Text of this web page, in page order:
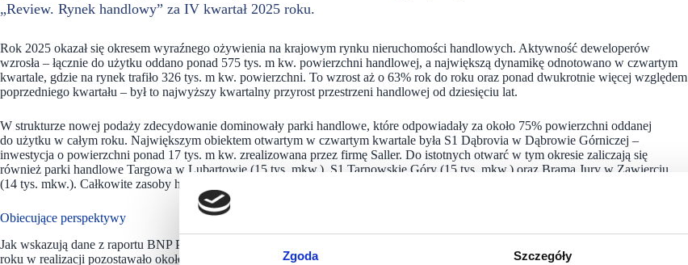
Zgoda Szczegóły
„Review. Rynek handlowy” za IV kwartał 2025 roku.
Rok 2025 okazał się okresem wyraźnego ożywienia na krajowym rynku nieruchomości handlowych. Aktywność deweloperów
wzrosła – łącznie do użytku oddano ponad 575 tys. m kw. powierzchni handlowej, a największą dynamikę odnotowano w czwartym
kwartale, gdzie na rynek trafiło 326 tys. m kw. powierzchni. To wzrost aż o 63% rok do roku oraz ponad dwukrotnie więcej względem
poprzedniego kwartału – był to najwyższy kwartalny przyrost przestrzeni handlowej od dziesięciu lat.
W strukturze nowej podaży zdecydowanie dominowały parki handlowe, które odpowiadały za około 75% powierzchni oddanej
do użytku w całym roku. Największym obiektem otwartym w czwartym kwartale była S1 Dąbrovia w Dąbrowie Górniczej –
inwestycja o powierzchni ponad 17 tys. m kw. zrealizowana przez firmę Saller. Do istotnych otwarć w tym okresie zaliczają się
również parki handlowe Targowa w Lubartowie (15 tys. mkw.), S1 Tarnowskie Góry (15 tys. mkw.) oraz Brama Jury w Zawierciu
(14 tys. mkw.). Całkowite zasoby handlowe powiększył również nowy obiekt Agata Meble w Olsztynie (16 tys. mkw.)
Obiecujące perspektywy
Jak wskazują dane z raportu BNP Paribas Real Estate Poland, tempo inwestycji na rynku handlowym nie słabnie. Na koniec 2025
roku w realizacji pozostawało około 610 tys. mkw. powierzchni handlowej, obejmującej zarówno nowe projekty (462 tys. mkw.), jak